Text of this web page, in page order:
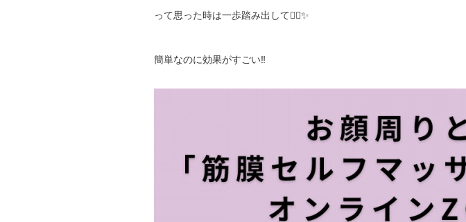
って思った時は一歩踏み出して✊🏻✨
簡単なのに効果がすごい‼︎